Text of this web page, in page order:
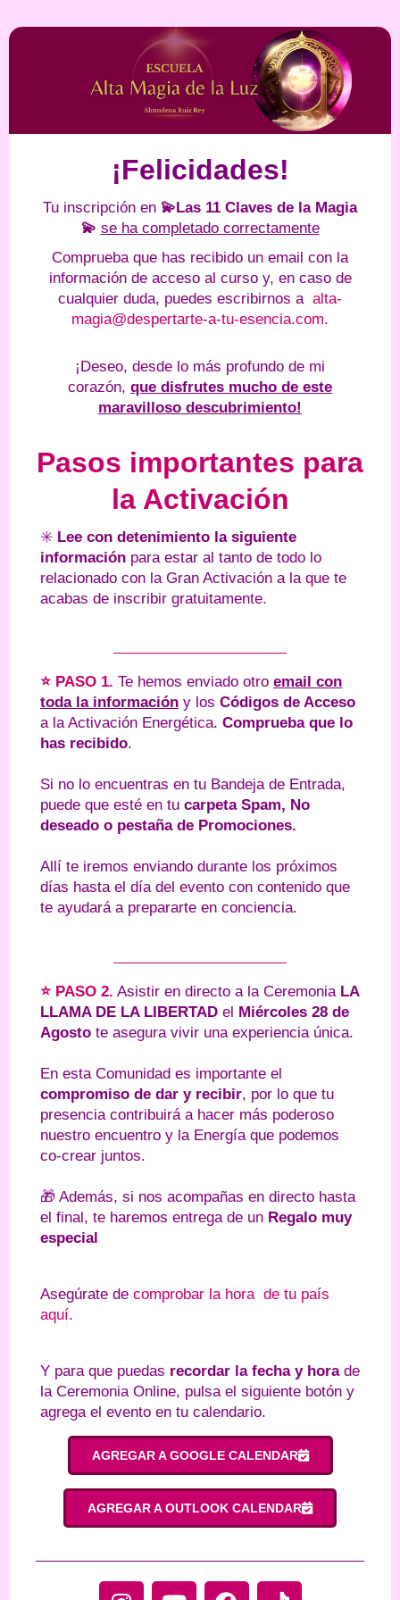
¡Felicidades!
Tu inscripción en 💫Las 11 Claves de la Magia
💫 se ha completado correctamente
Comprueba que has recibido un email con la
información de acceso al curso y, en caso de
cualquier duda, puedes escribirnos a alta-
magia@despertarte-a-tu-esencia.com.
¡Deseo, desde lo más profundo de mi
corazón, que disfrutes mucho de este
maravilloso descubrimiento!
Pasos importantes para
la Activación
✳️ Lee con detenimiento la siguiente
información para estar al tanto de todo lo
relacionado con la Gran Activación a la que te
acabas de inscribir gratuitamente.
⭐ PASO 1. Te hemos enviado otro email con
toda la información y los Códigos de Acceso
a la Activación Energética. Comprueba que lo
has recibido.
Si no lo encuentras en tu Bandeja de Entrada,
puede que esté en tu carpeta Spam, No
deseado o pestaña de Promociones.
Allí te iremos enviando durante los próximos
días hasta el día del evento con contenido que
te ayudará a prepararte en conciencia.
⭐ PASO 2. Asistir en directo a la Ceremonia LA
LLAMA DE LA LIBERTAD el
Miércoles 28 de
Agosto te asegura vivir una experiencia única.
En esta Comunidad es importante el
compromiso de dar y recibir, por lo que tu
presencia contribuirá a hacer más poderoso
nuestro encuentro y la Energía que podemos
co-crear juntos.
🎁 Además, si nos acompañas en directo hasta
el final, te haremos entrega de un Regalo muy
especial
Asegúrate de comprobar la hora de tu país
aquí.
Y para que puedas recordar la fecha y horade
la Ceremonia Online, pulsa el siguiente botón y
agrega el evento en tu calendario.
AGREGAR A GOOGLE CALENDAR
AGREGAR A OUTLOOK CALENDAR
I
Y
F
T